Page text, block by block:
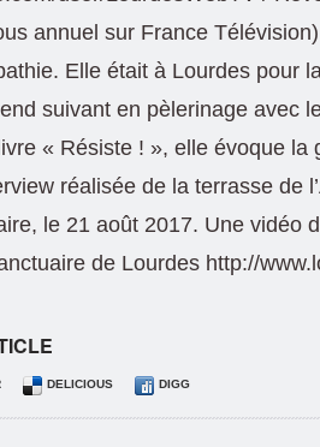
annuel sur France
Elle était à Lourdes pour
suivant en pèlerinage avec
« Résiste ! », elle évoque la
réalisée de la terrasse de
le 21 août 2017. Une vidéo
de Lourdes http://
DELICIOUS DIGG